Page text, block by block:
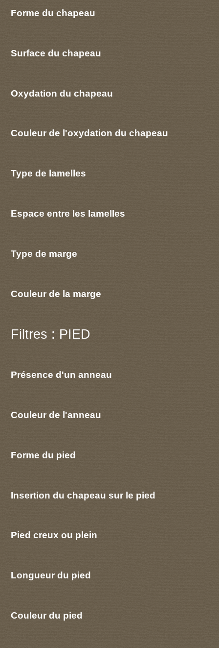
Forme du chapeau
Surface du chapeau
Oxydation du chapeau
Couleur de l'oxydation du chapeau
Type de lamelles
Espace entre les lamelles
Type de marge
Couleur de la marge
Filtres : PIED
Présence d'un anneau
Couleur de l'anneau
Forme du pied
Insertion du chapeau sur le pied
Pied creux ou plein
Longueur du pied
Couleur du pied